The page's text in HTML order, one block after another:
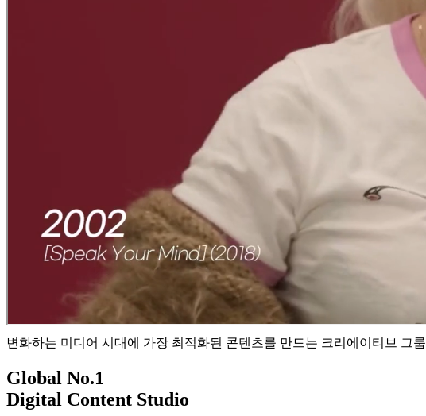
변화하는 미디어 시대에 가장 최적화된 콘텐츠를 만드는 크리에이티브 그룹
Global No.1
Digital Content Studio